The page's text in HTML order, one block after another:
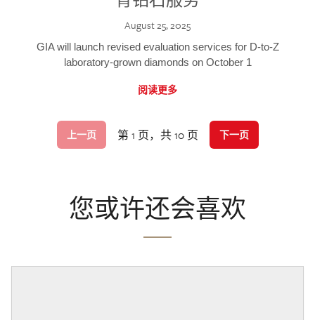
August 25, 2025
GIA will launch revised evaluation services for D-to-Z
laboratory-grown diamonds on October 1
阅读更多
上一页 第 1 页，共 10 页 下一页
您或许还会喜欢